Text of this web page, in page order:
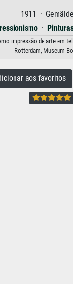
1911 ·
·
impressão de arte em
Rotterdam, Museum
aos favoritos